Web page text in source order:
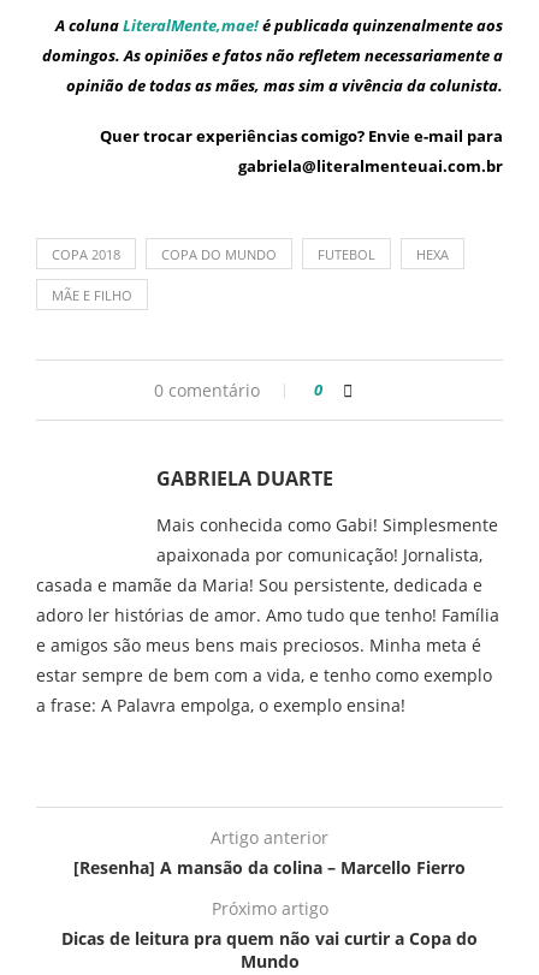
A colunaLiteralMente,mae!é publicada quinzenalmente aos
domingos. As opiniões e fatos não refletem necessariamente a
opinião de todas as mães, mas sim a vivência da colunista.
Quer trocar experiências comigo? Envie e-mail para
gabriela@literalmenteuai.com.br
COPA 2018 COPA DO MUNDO FUTEBOL HEXA
MÃE E FILHO
0 comentário 0
GABRIELA DUARTE
Mais conhecida como Gabi! Simplesmente
apaixonada por comunicação! Jornalista,
casada e mamãe da Maria! Sou persistente, dedicada e
adoro ler histórias de amor. Amo tudo que tenho! Família
e amigos são meus bens mais preciosos. Minha meta é
estar sempre de bem com a vida, e tenho como exemplo
a frase: A Palavra empolga, o exemplo ensina!
Artigo anterior
[Resenha] A mansão da colina – Marcello Fierro
Próximo artigo
Dicas de leitura pra quem não vai curtir a Copa do
Mundo